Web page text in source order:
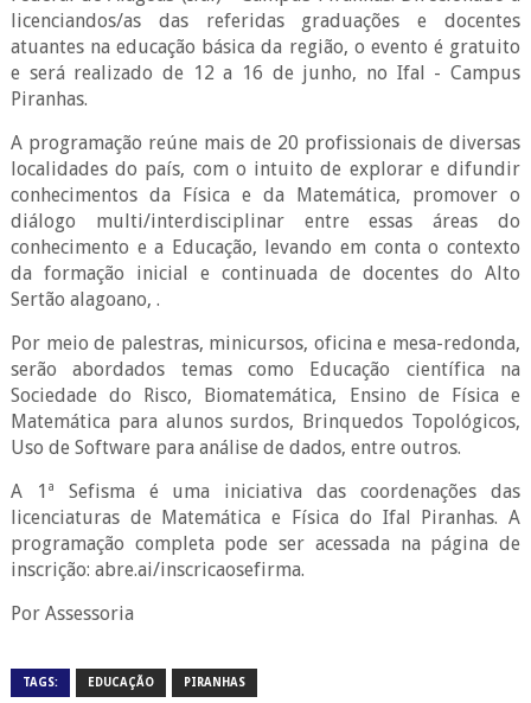
licenciandos/as das referidas graduações e docentes
atuantes na educação básica da região, o evento é gratuito
e será realizado de 12 a 16 de junho, no Ifal - Campus
Piranhas.
A programação reúne mais de 20 profissionais de diversas
localidades do país, com o intuito de explorar e difundir
conhecimentos da Física e da Matemática, promover o
diálogo multi/interdisciplinar entre essas áreas do
conhecimento e a Educação, levando em conta o contexto
da formação inicial e continuada de docentes do Alto
Sertão alagoano, .
Por meio de palestras, minicursos, oficina e mesa-redonda,
serão abordados temas como Educação científica na
Sociedade do Risco, Biomatemática, Ensino de Física e
Matemática para alunos surdos, Brinquedos Topológicos,
Uso de Software para análise de dados, entre outros.
A 1ª Sefisma é uma iniciativa das coordenações das
licenciaturas de Matemática e Física do Ifal Piranhas. A
programação completa pode ser acessada na página de
inscrição: abre.ai/inscricaosefirma.
Por Assessoria
TAGS: EDUCAÇÃO PIRANHAS